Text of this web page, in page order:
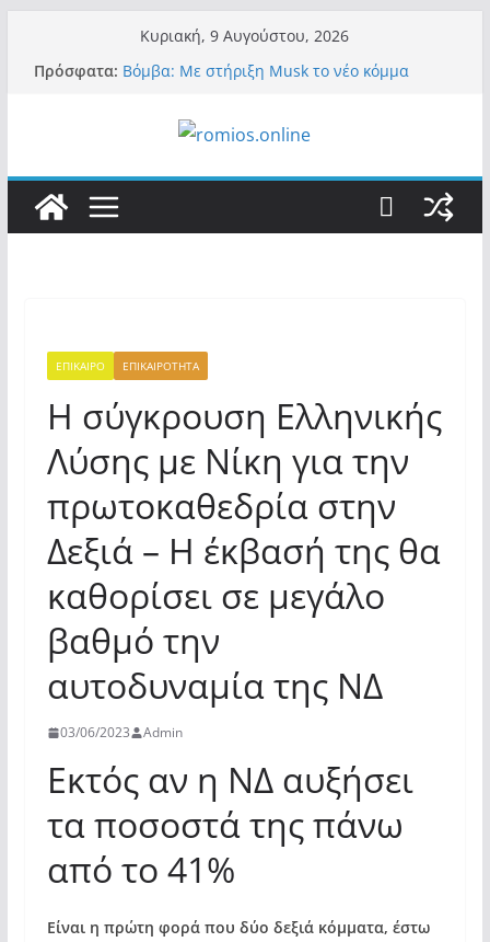
περιεχόμενο
Κυριακή, 9 Αυγούστου, 2026
Πρόσφατα: Βόμβα: Με στήριξη Musk το νέο κόμμα
πανικό, πατριωτικό τσουνάμι σαρώνει την
εγκλήματά του στην πανδημία – Στην
Ελλάδα τον έκαναν μέλος της Ακαδημίας
είναι το Κίνημα της Μ.Καρυστιανού και όχι
το διεφθαρμένο σύστημα εξουσίας»
ΕΠΙΚΑΙΡΟ ΕΠΙΚΑΙΡΟΤΗΤΑ
Η σύγκρουση Ελληνικής
Λύσης με Νίκη για την
πρωτοκαθεδρία στην
Δεξιά – Η έκβασή της θα
καθορίσει σε μεγάλο
βαθμό την
αυτοδυναμία της ΝΔ
03/06/2023 Admin
Εκτός αν η ΝΔ αυξήσει
τα ποσοστά της πάνω
από το 41%
Είναι η πρώτη φορά που δύο δεξιά κόμματα, έστω